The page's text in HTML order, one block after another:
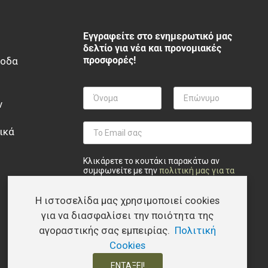
Εγγραφείτε στο ενημερωτικό μας
δελτίο για νέα και προνομιακές
προσφορές!
Κλικάρετε το κουτάκι παρακάτω αν
συμφωνείτε με τηνπολιτική μας για τα
Privacy checkbox*
Συμφωνώ
Η ιστοσελίδα μας χρησιμοποιεί cookies
για να διασφαλίσει την ποιότητα της
αγοραστικής σας εμπειρίας. Πολιτική
Cookies
ΕΝΤΆΞΕΙ!